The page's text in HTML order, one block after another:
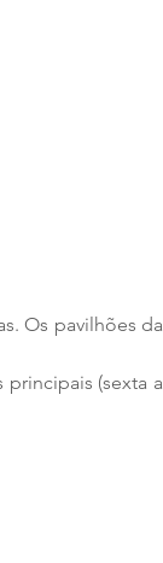
Os pavilhões da
(sexta a